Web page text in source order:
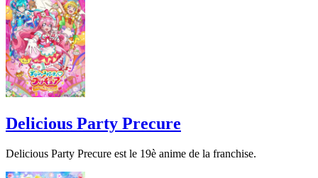
Delicious Party Precure
Delicious Party Precure est le 19è anime de la franchise.